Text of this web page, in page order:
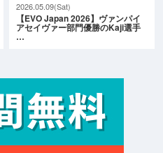
2026.05.09(Sat)
【EVO Japan 2026】ヴァンパイ
アセイヴァー部門優勝のKaji選手
…